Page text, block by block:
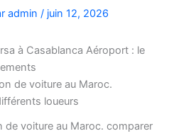
admin / juin 12, 2026
à Casablanca Aéroport : le
de voiture au Maroc. comparer